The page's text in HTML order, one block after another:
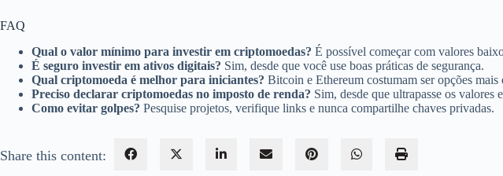
FAQ
Qual o valor mínimo para investir em criptomoedas? É possível começar com valores
É seguro investir em ativos digitais? Sim, desde que você use boas práticas de segurança.
Qual criptomoeda é melhor para iniciantes? Bitcoin e Ethereum costumam ser opções mais
Preciso declarar criptomoedas no imposto de renda? Sim, desde que ultrapasse os valores
Como evitar golpes? Pesquise projetos, verifique links e nunca compartilhe chaves privadas.
Share this content: